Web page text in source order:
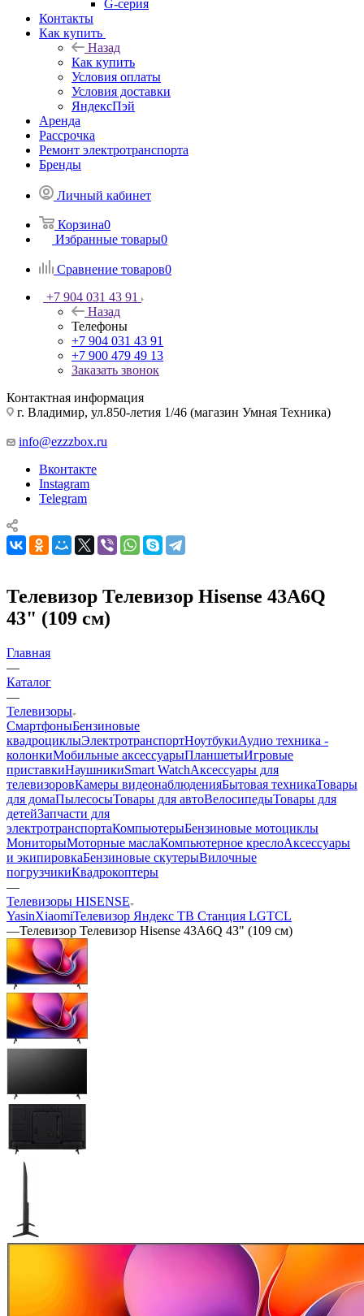
G-серия
Контакты
Как купить
Назад
Как купить
Условия оплаты
Условия доставки
ЯндексПэй
Аренда
Рассрочка
Ремонт электротранспорта
Бренды
Личный кабинет
Корзина0
Избранные товары0
Сравнение товаров0
+7 904 031 43 91
Назад
Телефоны
+7 904 031 43 91
+7 900 479 49 13
Заказать звонок
Контактная информация
г. Владимир, ул.850-летия 1/46 (магазин Умная Техника)
info@ezzzbox.ru
Вконтакте
Instagram
Telegram
Телевизор Телевизор Hisense 43A6Q
43" (109 см)
Главная
—
Каталог
—
Телевизоры
СмартфоныБензиновые
квадроциклыЭлектротранспортНоутбукиАудио техника -
колонкиМобильные аксессуарыПланшетыИгровые
приставкиНаушникиSmart WatchАксессуары для
телевизоровКамеры видеонаблюденияБытовая техникаТовары
для домаПылесосыТовары для автоВелосипедыТовары для
детейЗапчасти для
электротранспортаКомпьютерыБензиновые мотоциклы
МониторыМоторные маслаКомпьютерное креслоАксессуары
и экипировкаБензиновые скутерыВилочные
погрузчикиКвадрокоптеры
—
Телевизоры HISENSE
YasinXiaomiТелевизор Яндекс ТВ Станция LGTCL
—Телевизор Телевизор Hisense 43A6Q 43" (109 см)